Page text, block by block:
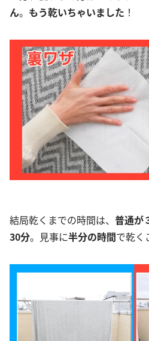
ん。 もう乾いちゃいました ！
結局乾くまでの時間は、 普通が
30分。見事に半分の時間で乾く